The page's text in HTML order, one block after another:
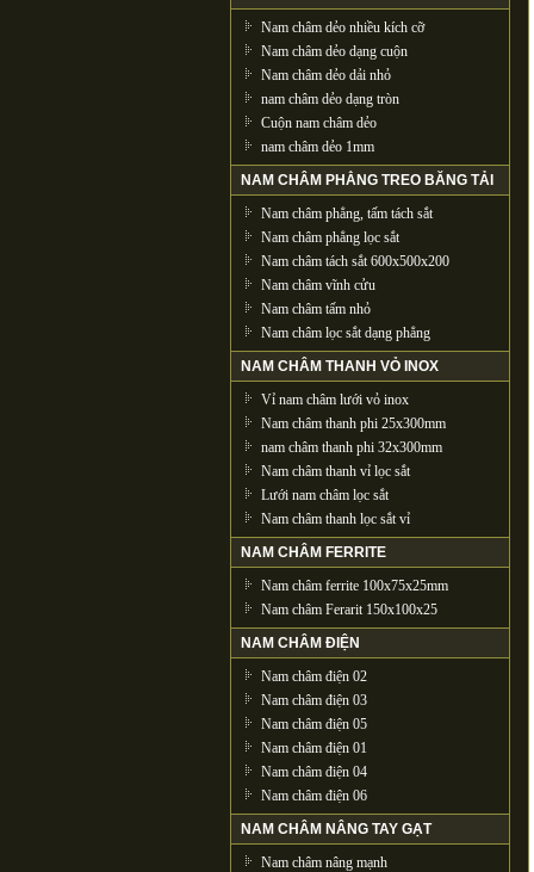
Nam châm dẻo nhiều kích cỡ
Nam châm dẻo dạng cuộn
Nam châm dẻo dải nhỏ
nam châm dẻo dạng tròn
Cuộn nam châm dẻo
nam châm dẻo 1mm
NAM CHÂM PHẲNG TREO BĂNG TẢI
Nam châm phẳng, tấm tách sắt
Nam châm phẳng lọc sắt
Nam châm tách sắt 600x500x200
Nam châm vĩnh cửu
Nam châm tấm nhỏ
Nam châm lọc sắt dạng phẳng
NAM CHÂM THANH VỎ INOX
Vỉ nam châm lưới vỏ inox
Nam châm thanh phi 25x300mm
nam châm thanh phi 32x300mm
Nam châm thanh vỉ lọc sắt
Lưới nam châm lọc sắt
Nam châm thanh lọc sắt vỉ
NAM CHÂM FERRITE
Nam châm ferrite 100x75x25mm
Nam châm Ferarit 150x100x25
NAM CHÂM ĐIỆN
Nam châm điện 02
Nam châm điện 03
Nam châm điện 05
Nam châm điện 01
Nam châm điện 04
Nam châm điện 06
NAM CHÂM NÂNG TAY GẠT
Nam châm nâng mạnh